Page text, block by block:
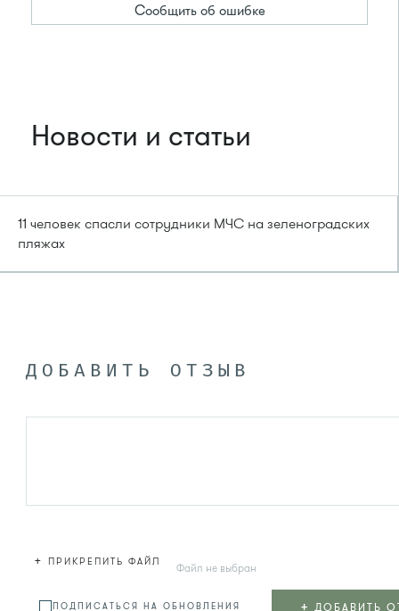
Сообщить об ошибке
Новости и статьи
11 человек спасли сотрудники МЧС на зеленоградских
пляжах
ДОБАВИТЬ ОТЗЫВ
+ ПРИКРЕПИТЬ ФАЙЛ Файл не выбран
ПОДПИСАТЬСЯ НА ОБНОВЛЕНИЯ + ДОБАВИТЬ